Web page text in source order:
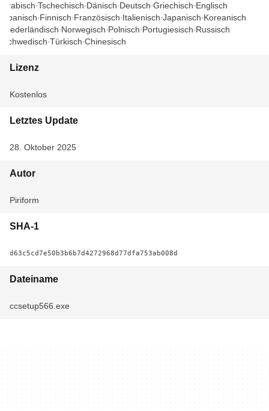
Arabisch Tschechisch Dänisch Deutsch Griechisch Englisch
Spanisch Finnisch Französisch Italienisch Japanisch Koreanisch
Niederländisch Norwegisch Polnisch Portugiesisch Russisch
Schwedisch Türkisch Chinesisch
Lizenz
Kostenlos
Letztes Update
28. Oktober 2025
Autor
Piriform
SHA-1
d63c5cd7e50b3b6b7d4272968d77dfa753ab008d
Dateiname
ccsetup566.exe